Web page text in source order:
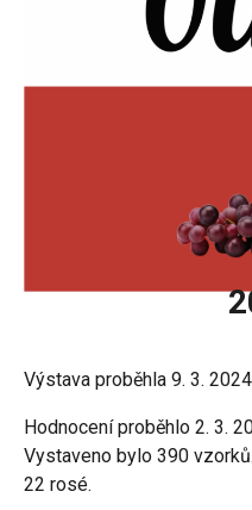
Výstava proběhla 9. 3.
Hodnocení proběhlo 2. 3.
Vystaveno bylo 390
22 rosé.